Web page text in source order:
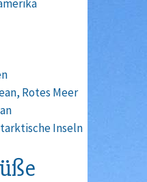
Rotes Meer
Inseln